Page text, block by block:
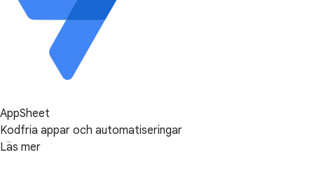
AppSheet
Kodfria appar och automatiseringar
Läs mer